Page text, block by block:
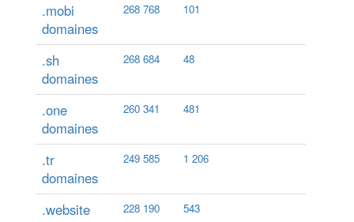
.mobi
domaines
268 768 101
.sh
domaines
268 684 48
.one
domaines
260 341 481
.tr
domaines
249 585 1 206
.website
228 190 543